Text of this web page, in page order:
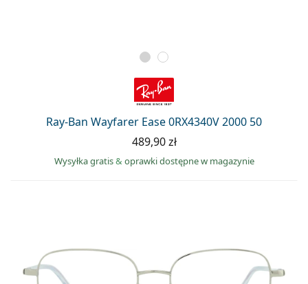
Ray-Ban Wayfarer Ease 0RX4340V 2000 50
489,90 zł
Wysyłka gratis& oprawki dostępne w magazynie